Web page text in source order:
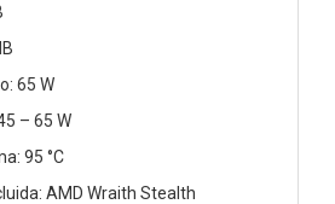
65 W
– 65 W
95 °C
AMD Wraith Stealth